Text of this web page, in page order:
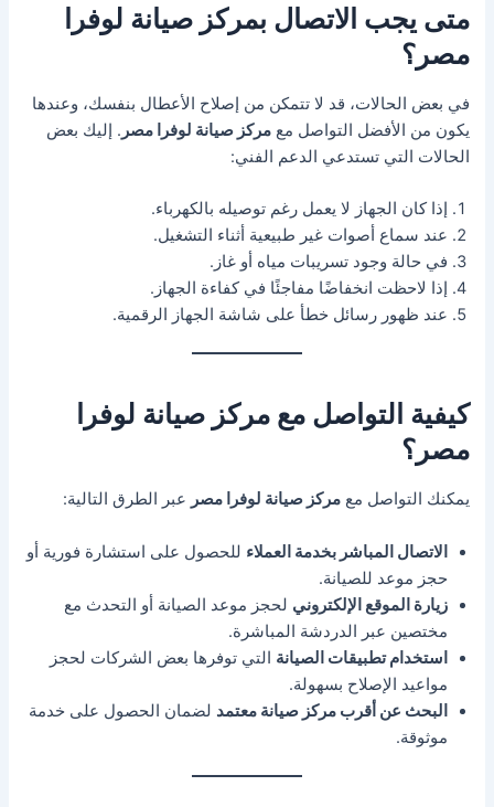
متى يجب الاتصال بمركز صيانة لوفرا
مصر؟
في بعض الحالات، قد لا تتمكن من إصلاح الأعطال بنفسك، وعندها
يكون من الأفضل التواصل معمركز صيانة لوفرا مصر . إليك بعض
الحالات التي تستدعي الدعم الفني:
إذا كان الجهاز لا يعمل رغم توصيله بالكهرباء.
عند سماع أصوات غير طبيعية أثناء التشغيل.
في حالة وجود تسريبات مياه أو غاز.
إذا لاحظت انخفاضًا مفاجئًا في كفاءة الجهاز.
عند ظهور رسائل خطأ على شاشة الجهاز الرقمية.
كيفية التواصل مع مركز صيانة لوفرا
مصر؟
يمكنك التواصل معمركز صيانة لوفرا مصر عبر الطرق التالية:
الاتصال المباشر بخدمة العملاء للحصول على استشارة فورية أو
حجز موعد للصيانة.
زيارة الموقع الإلكتروني لحجز موعد الصيانة أو التحدث مع
مختصين عبر الدردشة المباشرة.
استخدام تطبيقات الصيانة التي توفرها بعض الشركات لحجز
مواعيد الإصلاح بسهولة.
البحث عن أقرب مركز صيانة معتمد لضمان الحصول على خدمة
موثوقة.